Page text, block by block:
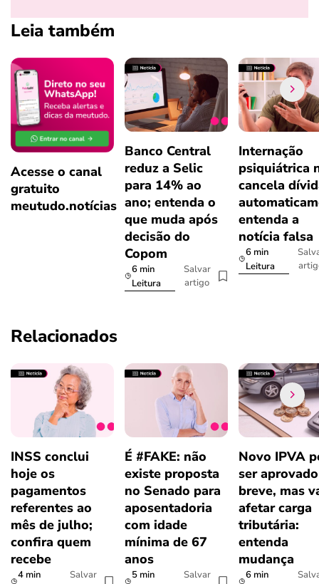
Leia também
Acesse o canal
gratuito
meutudo.notícias
Banco Central
reduz a Selic
para 14% ao
ano; entenda o
que muda após
decisão do
Copom
6 min
Leitura
Salvar
artigo
Internação
psiquiátrica
cancela
entenda a
notícia falsa
6 min
Leitura
Relacionados
INSS conclui
hoje os
pagamentos
referentes ao
mês de julho;
confira quem
recebe
4 min
Salvar
É #FAKE: não
existe proposta
no Senado para
aposentadoria
com idade
mínima de 67
anos
5 min
Salvar
Novo IPVA
ser
breve, mas
afetar carga
tributária:
entenda
mudança
6 min